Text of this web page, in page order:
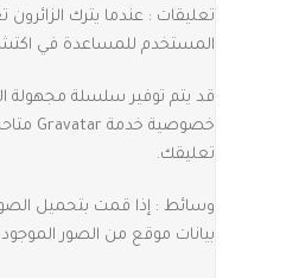
المستخدم للمساعدة في
تعليقك.
بيانات موقع من الصور